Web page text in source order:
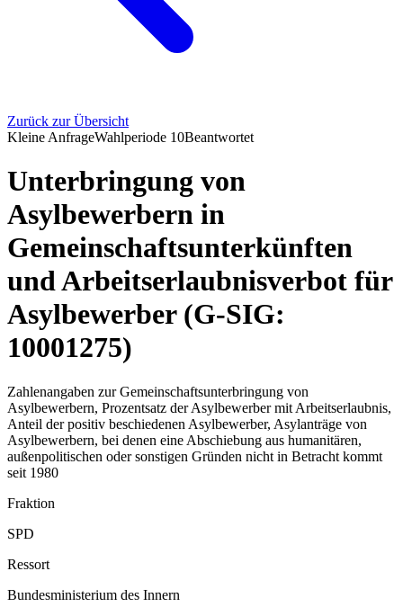
Zurück zur Übersicht
Kleine AnfrageWahlperiode 10Beantwortet
Unterbringung von
Asylbewerbern in
Gemeinschaftsunterkünften
und Arbeitserlaubnisverbot für
Asylbewerber (G-SIG:
10001275)
Zahlenangaben zur Gemeinschaftsunterbringung von
Asylbewerbern, Prozentsatz der Asylbewerber mit Arbeitserlaubnis,
Anteil der positiv beschiedenen Asylbewerber, Asylanträge von
Asylbewerbern, bei denen eine Abschiebung aus humanitären,
außenpolitischen oder sonstigen Gründen nicht in Betracht kommt
seit 1980
Fraktion
SPD
Ressort
Bundesministerium des Innern